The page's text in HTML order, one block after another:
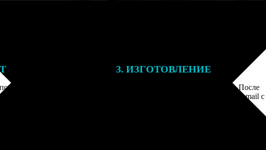
заказа к печати
могут связаться с Вами
телефону или email для
деталей.
3. ИЗГОТОВЛЕНИЕ
Оплатите заказ банковской картой. После
оплаты получите подтверждение на email с
описанием заказа. Когда отправим заказ